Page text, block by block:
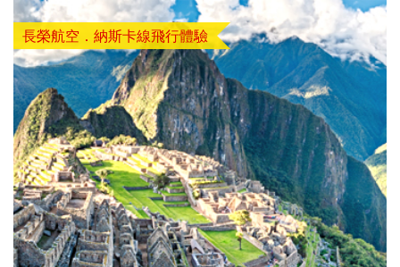
長榮航空．納斯卡線飛行體驗